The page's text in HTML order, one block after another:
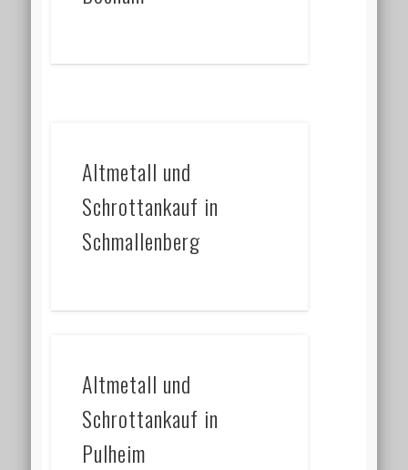
Altmetall und
Schrottankauf in
Schmallenberg
Altmetall und
Schrottankauf in
Pulheim